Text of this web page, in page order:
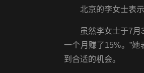
北京的李女士表
虽然李女士于7月
一个月赚了15%。”
到合适的机会。